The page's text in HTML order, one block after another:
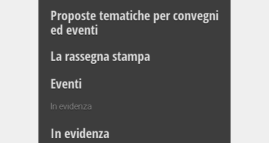
Proposte tematiche per convegni
ed eventi
La rassegna stampa
Eventi
In evidenza
In evidenza